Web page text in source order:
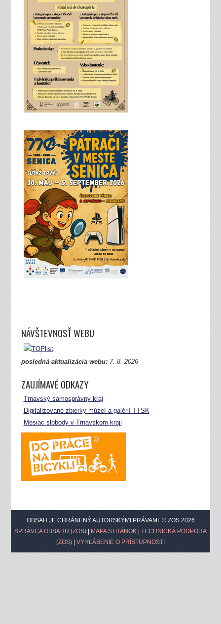
NÁVŠTEVNOSŤ WEBU
posledná aktualizácia webu:7. 8. 2026
ZAUJÍMAVÉ ODKAZY
Trnavský samosprávny kraj
Digitalizované zbierky múzeí a galérií TTSK
Mesiac slobody v Trnavskom kraji
OBSAH JE CHRÁNENÝ AUTORSKÝMI PRÁVAMI. © ZOS 2026
SPRÁVCA OBSAHU (ZOS)
MAPA STRÁNOK
TECHNICKÁ PODPORA
(ZOS)
VYHLÁSENIE O PRÍSTUPNOSTI